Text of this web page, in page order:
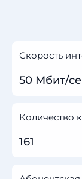
Скорость
50 Мбит/
Количество
161